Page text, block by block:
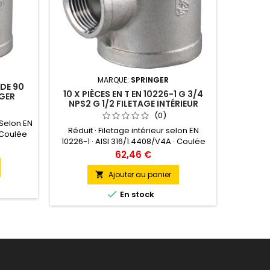
90
EN
·
20
MARQUE: SPRINGER
10 X PIÈCES EN T EN 10226-1 G 3/4
NPS2 G 1/2 FILETAGE INTÉRIEUR
RÉDUIT SPRINGER
(0)
Réduit · Filetage intérieur selon EN
10226-1 · AISI 316/1.4408/V4A · Coulée
de précision à la cire perdue ·
Recommandation de pression maxi. 20
bar / à +20 °CAutres caractéristiques
techniques: · A: 27,5mm · B: 29,5mm
Prix
62,46 €
 Ajouter au panier
 En stock